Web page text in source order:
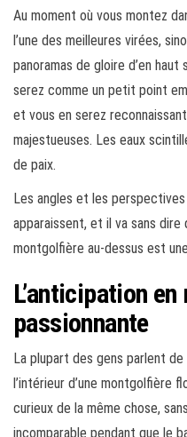
Au moment où vous montez
l’une des meilleures virées,
panoramas de gloire d’en
serez comme un petit point
et vous en serez
majestueuses. Les eaux
de paix.
Les angles et les
apparaissent, et il va sans dire
montgolfière au-dessus est
L’anticipation
passionnante
La plupart des gens parlent
l’intérieur d’une montgolfière
curieux de la même chose,
incomparable pendant que le